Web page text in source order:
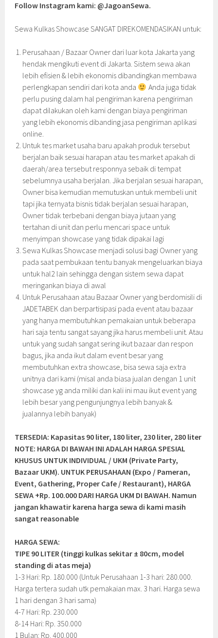
Follow Instagram kami: @JagoanSewa.
Sewa Kulkas Showcase SANGAT DIREKOMENDASIKAN untuk:
Perusahaan / Bazaar Owner dari luar kota Jakarta yang
hendak mengikuti event di Jakarta. Sistem sewa akan
lebih efisien & lebih ekonomis dibandingkan membawa
perlengkapan sendiri dari kota anda
Anda juga tidak
perlu pusing dalam hal pengiriman karena pengiriman
dapat dilakukan oleh kami dengan biaya pengiriman
yang lebih ekonomis dibanding jasa pengiriman aplikasi
online.
Untuk tes market usaha baru apakah produk tersebut
berjalan baik sesuai harapan atau tes market apakah di
daerah/area tersebut responnya sebaik di tempat
sebelumnya usaha berjalan. Jika berjalan sesuai harapan,
Owner bisa kemudian memutuskan untuk membeli unit
tapi jika ternyata bisnis tidak berjalan sesuai harapan,
Owner tidak terbebani dengan biaya jutaan yang
tertahan di unit dan perlu mencari space untuk
menyimpan showcase yang tidak dipakai lagi
Sewa Kulkas Showcase menjadi solusi bagi Owner yang
pada saat pembukaan tentu banyak mengeluarkan biaya
untuk hal2 lain sehingga dengan sistem sewa dapat
meringankan biaya di awal
Untuk Perusahaan atau Bazaar Owner yang berdomisili di
JADETABEK dan berpartisipasi pada event atau bazaar
yang hanya membutuhkan pemakaian untuk beberapa
hari saja tentu sangat sayang jika harus membeli unit. Atau
untuk yang sudah sangat sering ikut bazaar dan respon
bagus, jika anda ikut dalam event besar yang
membutuhkan extra showcase, bisa sewa saja extra
unitnya dari kami (misal anda biasa jualan dengan 1 unit
showcase yg anda miliki dan kali ini mau ikut event yang
lebih besar yang pengunjungnya lebih banyak &
jualannya lebih banyak)
TERSEDIA: Kapasitas 90 liter, 180 liter, 230 liter, 280 liter
NOTE: HARGA DI BAWAH INI ADALAH HARGA SPESIAL
KHUSUS UNTUK INDIVIDUAL / UKM (Private Party,
Bazaar UKM). UNTUK PERUSAHAAN (Expo / Pameran,
Event, Gathering, Proper Cafe / Restaurant), HARGA
SEWA +Rp. 100.000 DARI HARGA UKM DI BAWAH. Namun
jangan khawatir karena harga sewa di kami masih
sangat reasonable
HARGA SEWA:
TIPE 90 LITER (tinggi kulkas sekitar ± 80cm, model
standing di atas meja)
1-3 Hari: Rp. 180.000 (Untuk Perusahaan 1-3 hari: 280.000.
Harga tertera sudah utk pemakaian max. 3 hari. Harga sewa
1 hari dengan 3 hari sama)
4-7 Hari: Rp. 230.000
8-14 Hari: Rp. 350.000
1 Bulan: Rp. 400.000